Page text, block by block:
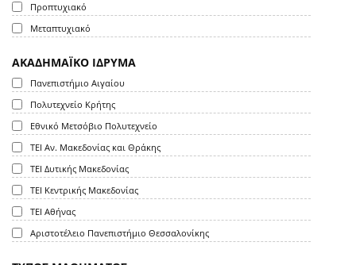
Προπτυχιακό
Μεταπτυχιακό
ΑΚΑΔΗΜΑΪΚΟ ΙΔΡΥΜΑ
Πανεπιστήμιο Αιγαίου
Πολυτεχνείο Κρήτης
Εθνικό Μετσόβιο Πολυτεχνείο
ΤΕΙ Αν. Μακεδονίας και Θράκης
ΤΕΙ Δυτικής Μακεδονίας
ΤΕΙ Κεντρικής Μακεδονίας
ΤΕΙ Αθήνας
Αριστοτέλειο Πανεπιστήμιο Θεσσαλονίκης